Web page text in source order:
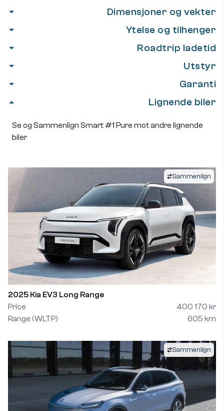
Dimensjoner og vekter
Ytelse og tilhenger
Roadtrip ladetid
Utstyr
Garanti
Lignende biler
Se og Sammenlign Smart #1 Pure mot andre lignende
biler
Sammenlign
2025 Kia EV3 Long Range
Price
400 170 kr
Range (WLTP)
605 km
Sammenlign